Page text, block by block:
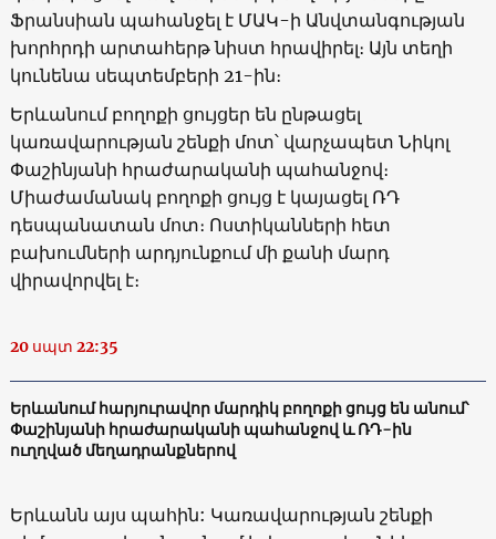
Ֆրանսիան պահանջել է ՄԱԿ-ի Անվտանգության
խորհրդի արտահերթ նիստ հրավիրել։ Այն տեղի
կունենա սեպտեմբերի 21-ին։
Երևանում բողոքի ցույցեր են ընթացել
կառավարության շենքի մոտ՝ վարչապետ Նիկոլ
Փաշինյանի հրաժարականի պահանջով։
Միաժամանակ բողոքի ցույց է կայացել ՌԴ
դեսպանատան մոտ։ Ոստիկանների հետ
բախումների արդյունքում մի քանի մարդ
վիրավորվել է։
20 սպտ 22:35
Երևանում հարյուրավոր մարդիկ բողոքի ցույց են անում՝
Փաշինյանի հրաժարականի պահանջով և ՌԴ-ին
ուղղված մեղադրանքներով
Երևանն այս պահին: Կառավարության շենքի